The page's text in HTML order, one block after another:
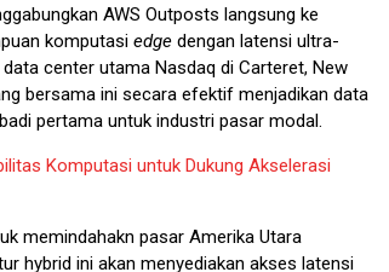
AWS Outposts langsung ke
komputasi edge dengan latensi ultra-
center utama Nasdaq di Carteret, New
bersama ini secara efektif menjadikan data
pertama untuk industri pasar modal.
Komputasi untuk Dukung Akselerasi
memindahakn pasar Amerika Utara
hybrid ini akan menyediakan akses latensi